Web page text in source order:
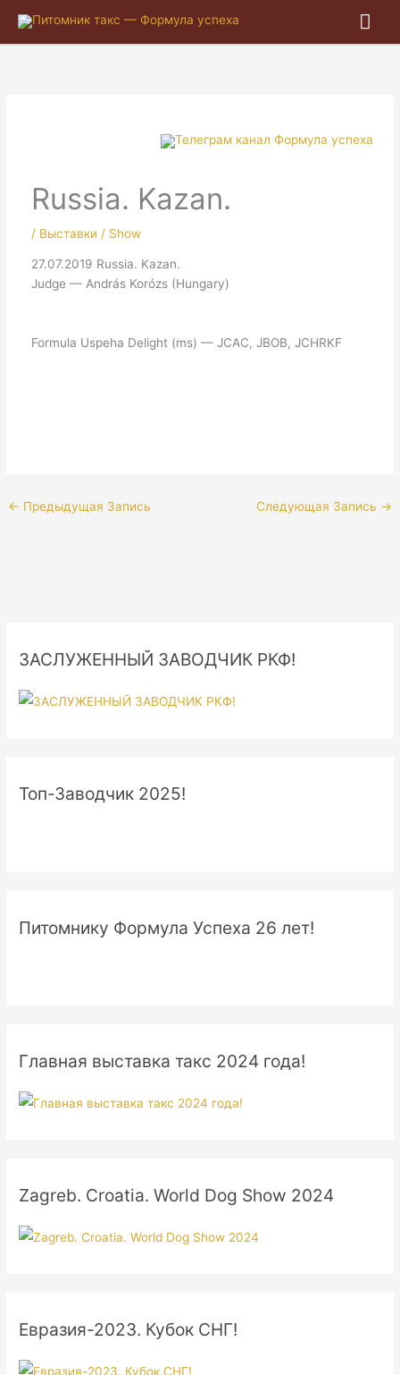
Russia. Kazan.
/ Выставки / Show
27.07.2019 Russia. Kazan.
Judge — András Korózs (Hungary)
Formula Uspeha Delight (ms) — JCAC, JBOB, JCHRKF
← Предыдущая Запись Следующая Запись →
ЗАСЛУЖЕННЫЙ ЗАВОДЧИК РКФ!
Топ-Заводчик 2025!
Питомнику Формула Успеха 26 лет!
Главная выставка такс 2024 года!
Zagreb. Croatia. World Dog Show 2024
Евразия-2023. Кубок СНГ!